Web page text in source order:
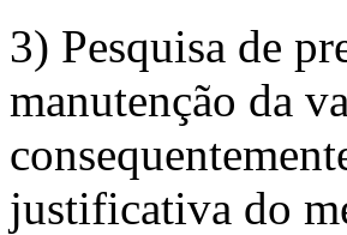
3) Pesquisa de
manutenção da
justificativa do